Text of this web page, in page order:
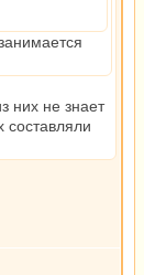
них не знает